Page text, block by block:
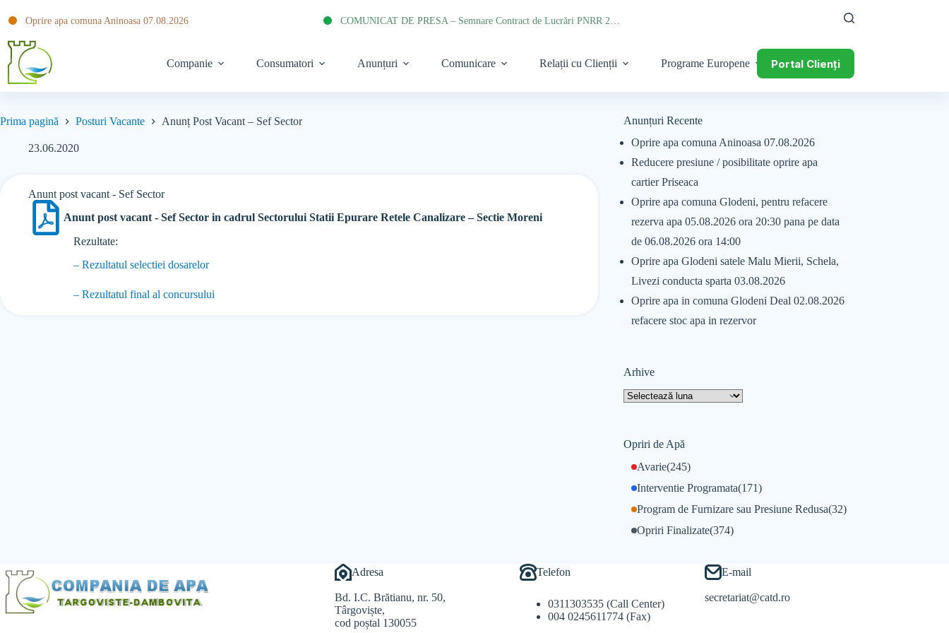
Oprire apa comuna Aninoasa 07.08.2026
Companie Consumatori Anunțuri Comunicare Relații cu Clienții Programe Europene Portal Clienți
Prima pagină Posturi Vacante Anunț Post Vacant – Sef Sector
23.06.2020
Anunt post vacant - Sef Sector
Anunt post vacant - Sef Sector in cadrul Sectorului Statii Epurare Retele Canalizare – Sectie Moreni
Rezultate:
– Rezultatul selectiei dosarelor
– Rezultatul final al concursului
Anunțuri Recente
Oprire apa comuna Aninoasa 07.08.2026
Reducere presiune / posibilitate oprire apa
cartier Priseaca
Oprire apa comuna Glodeni, pentru refacere
rezerva apa 05.08.2026 ora 20:30 pana pe data
de 06.08.2026 ora 14:00
Oprire apa Glodeni satele Malu Mierii, Schela,
Livezi conducta sparta 03.08.2026
Oprire apa in comuna Glodeni Deal 02.08.2026
refacere stoc apa in rezervor
Arhive
Opriri de Apă
Avarie(245)
Interventie Programata(171)
Opriri Finalizate(374)
Program de Furnizare sau Presiune Redusa(32)
Adresa
Bd. I.C. Brătianu, nr. 50,
Târgoviște,
cod poștal 130055
Telefon
0311303535 (Call Center)
004 0245611774 (Fax)
E-mail
secretariat@catd.ro